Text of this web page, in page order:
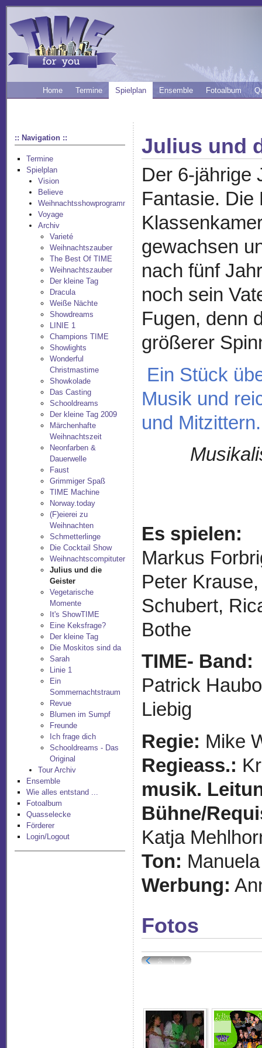
Home Termine Spielplan Ensemble Fotoalbum
:: Navigation ::
Termine
Spielplan
Vision
Believe
Weihnachtsshowprogramm
Voyage
Archiv
Varieté
Weihnachtszauber
The Best Of TIME
Weihnachtszauber
Der kleine Tag
Dracula
Weiße Nächte
Showdreams
LINIE 1
Champions TIME
Showlights
Wonderful
Christmastime
Showkolade
Das Casting
Schooldreams
Der kleine Tag 2009
Märchenhafte
Weihnachtszeit
Neonfarben &
Dauerwelle
Faust
Grimmiger Spaß
TIME Machine
Norway.today
(F)eierei zu
Weihnachten
Schmetterlinge
Die Cocktail Show
Weihnachtscompituter
Julius und die
Geister
Vegetarische
Momente
It's ShowTIME
Eine Keksfrage?
Der kleine Tag
Die Moskitos sind da
Sarah
Linie 1
Ein
Sommernachtstraum
Revue
Blumen im Sumpf
Freunde
Ich frage dich
Schooldreams - Das
Original
Tour Archiv
Ensemble
Wie alles entstand ...
Fotoalbum
Quasselecke
Förderer
Login/Logout
Julius und
Der 6-jährige
Fantasie. Die
gewachsen
nach fünf
noch sein
Fugen, denn
größerer
Ein Stück
Musik und
und Mitzittern.
Es spielen:
Markus
Peter
Schubert,
Bothe
TIME- Band:
Patrick
Liebig
Regie: Mike
Regieass.:
musik.
Bühne/
Katja
Ton:
Werbung:
Fotos